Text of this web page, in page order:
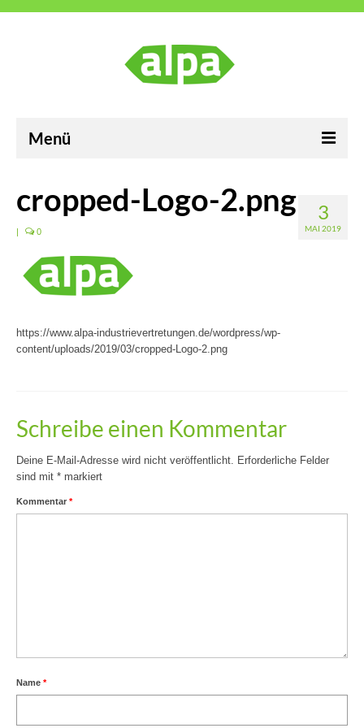
Menü
Karriere
Kontakt
3
MAI 2019
cropped-Logo-2.png
| 0
https://www.alpa-industrievertretungen.de/wordpress/wp-
content/uploads/2019/03/cropped-Logo-2.png
Schreibe einen Kommentar
Deine E-Mail-Adresse wird nicht veröffentlicht. Erforderliche Felder
sind mit * markiert
Kommentar *
Name *